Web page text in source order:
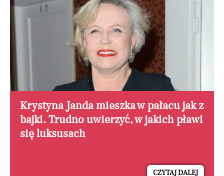
Krystyna Janda mieszka w pałacu jak z
bajki. Trudno uwierzyć, w jakich pławi
się luksusach
CZYTAJ DALEJ